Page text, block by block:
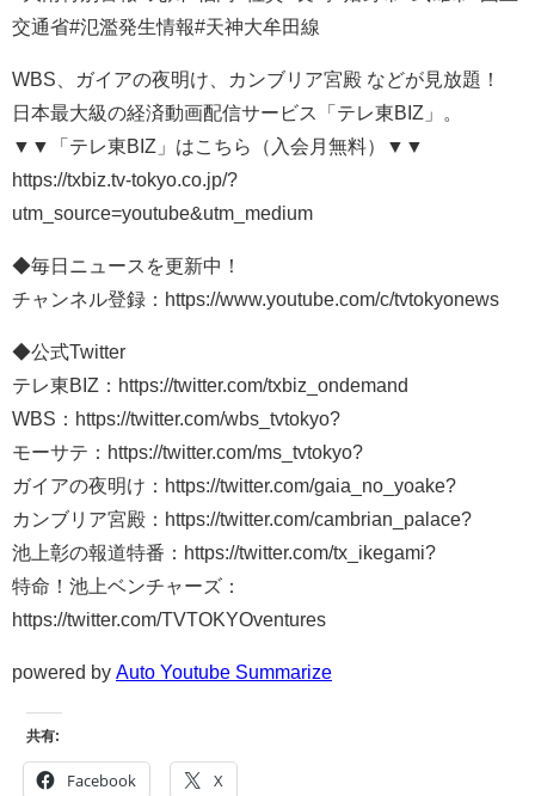
交通省#氾濫発生情報#天神大牟田線
WBS、ガイアの夜明け、カンブリア宮殿 などが見放題！
日本最大級の経済動画配信サービス「テレ東BIZ」。
▼▼「テレ東BIZ」はこちら（入会月無料）▼▼
https://txbiz.tv-tokyo.co.jp/?
utm_source=youtube&utm_medium
◆毎日ニュースを更新中！
チャンネル登録：https://www.youtube.com/c/tvtokyonews
◆公式Twitter
テレ東BIZ：https://twitter.com/txbiz_ondemand
WBS：https://twitter.com/wbs_tvtokyo?
モーサテ：https://twitter.com/ms_tvtokyo?
ガイアの夜明け：https://twitter.com/gaia_no_yoake?
カンブリア宮殿：https://twitter.com/cambrian_palace?
池上彰の報道特番：https://twitter.com/tx_ikegami?
特命！池上ベンチャーズ：
https://twitter.com/TVTOKYOventures
powered by Auto Youtube Summarize
共有:
Facebook X